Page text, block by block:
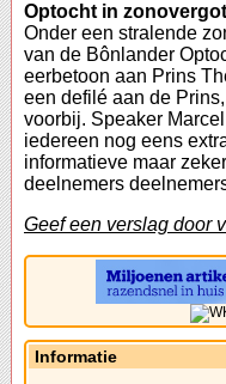
Optocht in
Onder een stralende
van de Bônlander
eerbetoon aan Prins
een defilé aan de
voorbij. Speaker
iedereen nog eens
informatieve maar
deelnemers
Geef een verslag door
Informatie